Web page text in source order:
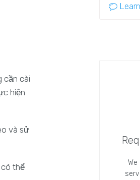
cần cài
hiện
và sử
thể